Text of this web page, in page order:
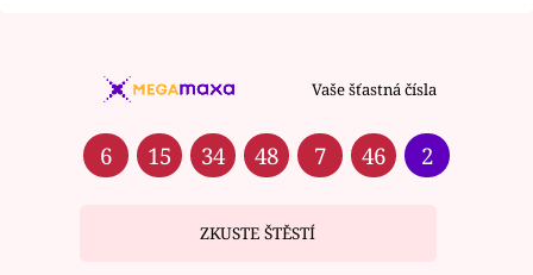
Vaše šťastná čísla
6 15 34 48 7 46 2
ZKUSTE ŠTĚSTÍ